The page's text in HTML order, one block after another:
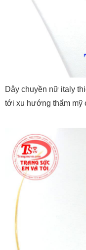
Dây chuyền nữ italy
tới xu hướng thẩm mỹ